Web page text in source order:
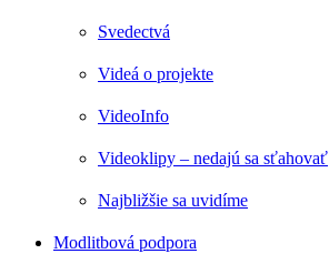
Svedectvá
Videá o projekte
VideoInfo
Videoklipy – nedajú sa sťahovať
Najbližšie sa uvidíme
Modlitbová podpora